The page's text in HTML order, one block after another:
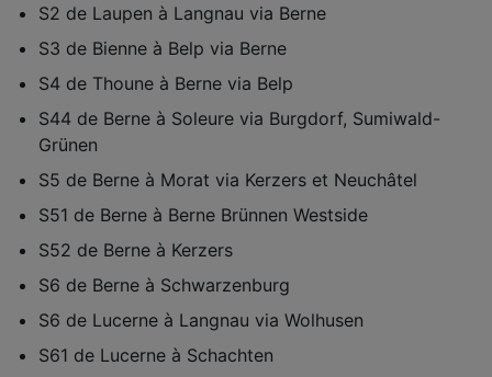
S2 de Laupen à Langnau via Berne
S3 de Bienne à Belp via Berne
S4 de Thoune à Berne via Belp
S44 de Berne à Soleure via Burgdorf, Sumiwald-
Grünen
S5 de Berne à Morat via Kerzers et Neuchâtel
S51 de Berne à Berne Brünnen Westside
S52 de Berne à Kerzers
S6 de Berne à Schwarzenburg
S6 de Lucerne à Langnau via Wolhusen
S61 de Lucerne à Schachten